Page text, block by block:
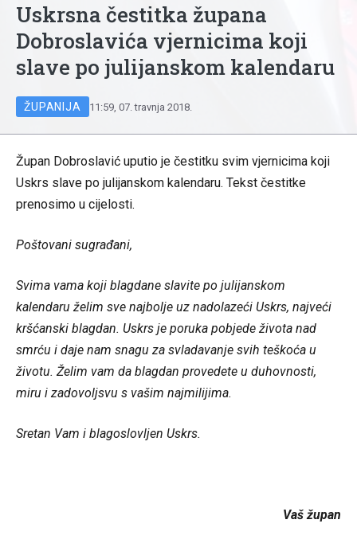
Uskrsna čestitka župana
Dobroslavića vjernicima koji
slave po julijanskom kalendaru
ŽUPANIJA 11:59, 07. travnja 2018.
Župan Dobroslavić uputio je čestitku svim vjernicima koji
Uskrs slave po julijanskom kalendaru. Tekst čestitke
prenosimo u cijelosti.
Poštovani sugrađani,
Svima vama koji blagdane slavite po julijanskom
kalendaru želim sve najbolje uz nadolazeći Uskrs, najveći
kršćanski blagdan. Uskrs je poruka pobjede života nad
smrću i daje nam snagu za svladavanje svih teškoća u
životu. Želim vam da blagdan provedete u duhovnosti,
miru i zadovoljsvu s vašim najmilijima.
Sretan Vam i blagoslovljen Uskrs.
Vaš župan